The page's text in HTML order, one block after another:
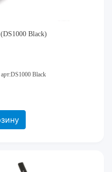
Black)
арт:DS1000 Black